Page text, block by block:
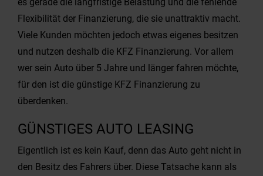
es gerade die langfristige Belastung und die fehlende
Flexibilität der Finanzierung, die sie unattraktiv macht.
Viele Kunden möchten jedoch etwas eigenes besitzen
und nutzen deshalb die KFZ Finanzierung. Vor allem
wer sein Auto über 5 Jahre und länger fahren möchte,
für den ist die günstige KFZ Finanzierung zu
überdenken.
GÜNSTIGES AUTO LEASING
Eigentlich ist es kein Kauf, denn das Auto geht nicht in
den Besitz des Fahrers über. Diese Tatsache kann als